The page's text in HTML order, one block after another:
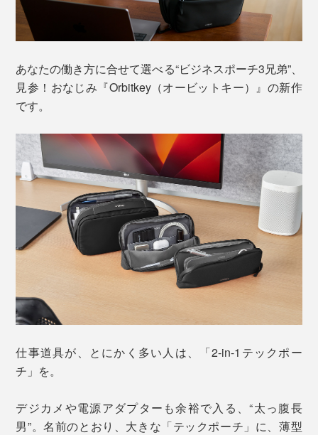
あなたの働き方に合せて選べる“ビジネスポーチ3兄弟”、
見参！おなじみ『Orbitkey（オービットキー）』の新作
です。
仕事道具が、とにかく多い人は、「2-in-1テックポー
チ」を。
デジカメや電源アダプターも余裕で入る、“太っ腹長
男”。名前のとおり、大きな「テックポーチ」に、薄型